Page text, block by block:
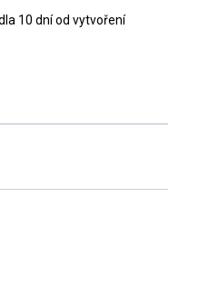
10 dní od vytvoření